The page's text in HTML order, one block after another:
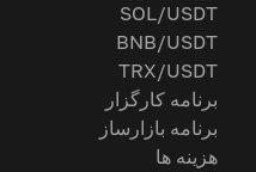
SOL/USDT
BNB/USDT
TRX/USDT
برنامه کارگزار
برنامه بازارساز
هزینه ها